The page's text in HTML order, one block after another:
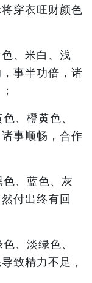
穿衣旺财颜色
、米白、浅
事半功倍，诸
色、橙黄色、
事顺畅，合作
色、蓝色、灰
付出终有回
色、淡绿色、
致精力不足，